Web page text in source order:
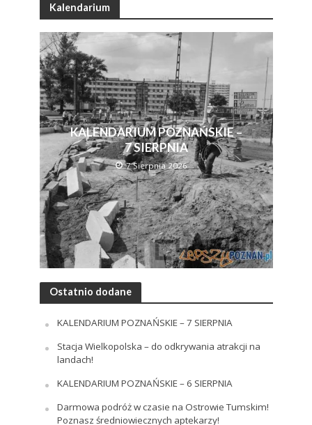
Kalendarium
KALENDARIUM POZNAŃSKIE –
7 SIERPNIA
7 Sierpnia 2026
Ostatnio dodane
KALENDARIUM POZNAŃSKIE – 7 SIERPNIA
Stacja Wielkopolska – do odkrywania atrakcji na
landach!
KALENDARIUM POZNAŃSKIE – 6 SIERPNIA
Darmowa podróż w czasie na Ostrowie Tumskim!
Poznasz średniowiecznych aptekarzy!